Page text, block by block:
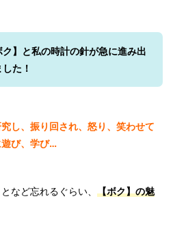
ク】と私の時計の針が急に進み出
た！
し、振り回され、怒り、笑わせて
遊び、学び…
など忘れるぐらい、 【ボク】の魅